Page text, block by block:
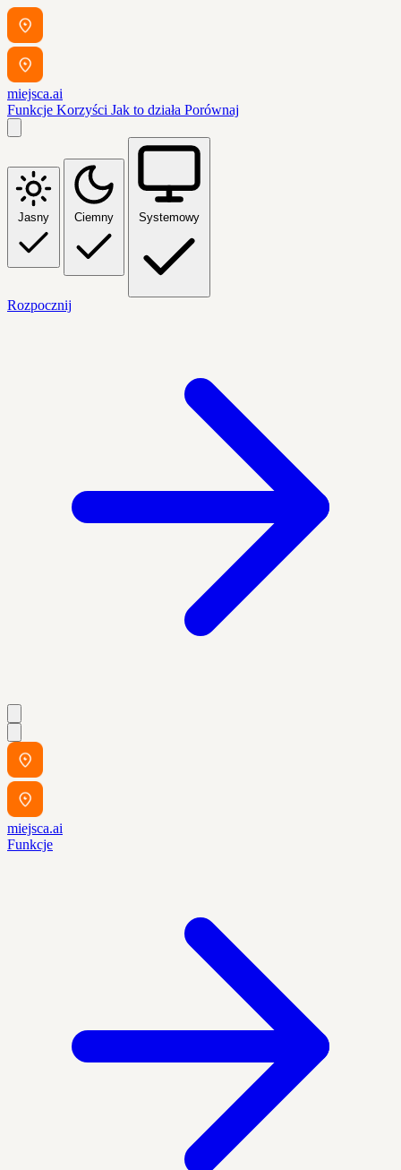
miejsca.ai
Funkcje Korzyści Jak to działa Porównaj
Jasny Ciemny Systemowy
Rozpocznij
miejsca.ai
Funkcje